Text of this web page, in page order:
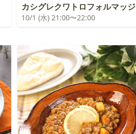
カシグレクワトロフォルマッジ
10/1 (水) 21:00〜22:00